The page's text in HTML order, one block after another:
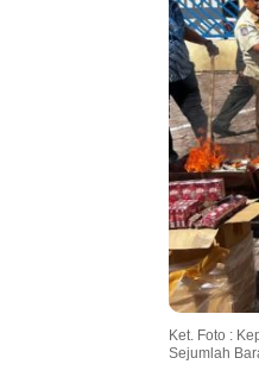
Ket. Foto :
Sejumlah